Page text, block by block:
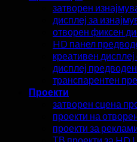
затворен
дисплеј за
отворен фиксен
HD панел
креативен
дисплеј
транспарентен
Проекти
затворен сцена
проекти на
проекти за